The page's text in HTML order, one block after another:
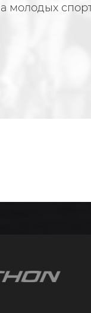
молодых